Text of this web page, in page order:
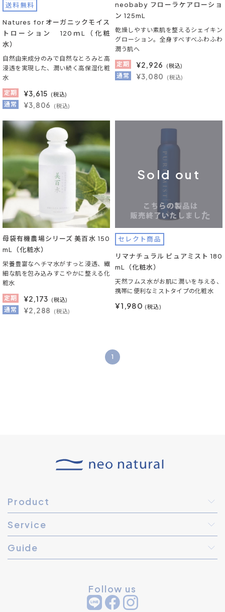
送料無料
Natures for オーガニックモイス
トローション 120ｍL（化粧
水）
自然由来成分のみで自然なとろみと高
浸透を実現した、潤い続く高保湿化粧
水
定期
¥3,615 (税込)
通常 ¥3,806 (税込)
neobaby フローラケアローショ
ン 125mL
乾燥しやすい素肌を整えるシェイキン
グローション。全身すべすべふわふわ
潤う肌へ
定期
¥2,926 (税込)
通常 ¥3,080 (税込)
母袋有機農場シリーズ 美百水 150
mL（化粧水）
栄養豊富なヘチマ水がすっと浸透、繊
細な肌を包み込みすこやかに整える化
粧水
定期
¥2,173 (税込)
通常 ¥2,288 (税込)
Sold out
セレクト商品
リマナチュラル ピュアミスト 180
mL（化粧水）
天然フムス水がお肌に潤いを与える、
携帯に便利なミストタイプの化粧水
¥1,980 (税込)
1
Product
Service
Guide
Follow us